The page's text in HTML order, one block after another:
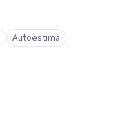
Autoestima